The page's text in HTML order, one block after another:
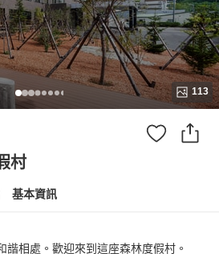
113
村
基本資訊
諧相處。歡迎來到這座森林度假村。